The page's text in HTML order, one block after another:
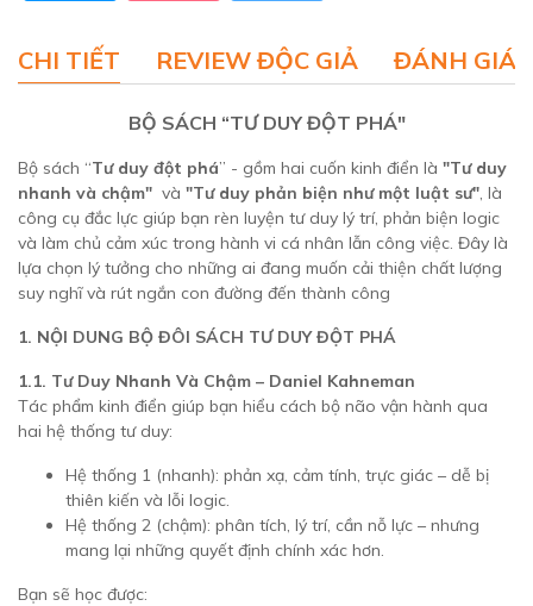
CHI TIẾT REVIEW ĐỘC GIẢ ĐÁNH GIÁ
BỘ SÁCH “TƯ DUY ĐỘT PHÁ"
Bộ sách “Tư duy đột phá” - gồm hai cuốn kinh điển là "Tư duy
nhanh và chậm" và "Tư duy phản biện như một luật sư" , là
công cụ đắc lực giúp bạn rèn luyện tư duy lý trí, phản biện logic
và làm chủ cảm xúc trong hành vi cá nhân lẫn công việc. Đây là
lựa chọn lý tưởng cho những ai đang muốn cải thiện chất lượng
suy nghĩ và rút ngắn con đường đến thành công
1. NỘI DUNG BỘ ĐÔI SÁCH TƯ DUY ĐỘT PHÁ
1.1. Tư Duy Nhanh Và Chậm – Daniel Kahneman
Tác phẩm kinh điển giúp bạn hiểu cách bộ não vận hành qua
hai hệ thống tư duy:
Hệ thống 1 (nhanh): phản xạ, cảm tính, trực giác – dễ bị
thiên kiến và lỗi logic.
Hệ thống 2 (chậm): phân tích, lý trí, cần nỗ lực – nhưng
mang lại những quyết định chính xác hơn.
Bạn sẽ học được: